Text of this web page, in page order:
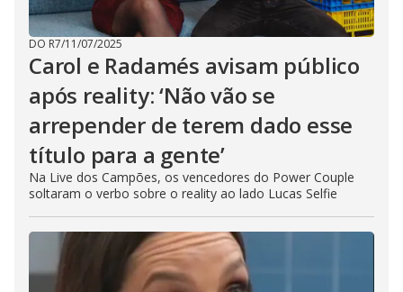
DO R7/11/07/2025
Carol e Radamés avisam público
após reality: ‘Não vão se
arrepender de terem dado esse
título para a gente’
Na Live dos Campões, os vencedores do Power Couple
soltaram o verbo sobre o reality ao lado Lucas Selfie